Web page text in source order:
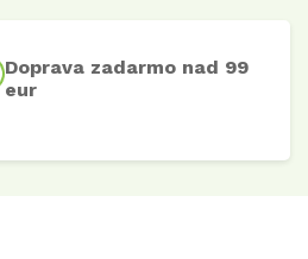
Doprava zadarmo nad 99
eur